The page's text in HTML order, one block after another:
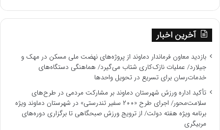
آخرین اخبار
بازدید معاون فرماندار دماوند از پروژه‌های نهضت ملی مسکن در مهک و
جیلارد/ عملیات نازک‌کاری شتاب می‌گیرد/ هماهنگی دستگاه‌های
خدمات‌رسان برای تسریع در تحویل واحدها
تأکید اداره ورزش شهرستان دماوند بر مشارکت مردمی در طرح‌های
سلامت‌محور/ اجرای طرح «۲۰۰ سفیر تندرستی» در شهرستان دماوند ویژه
برنامه‌ ویژه هفته دولت/ از ترویج ورزش صبحگاهی تا برگزاری دوره‌های
مربیگری